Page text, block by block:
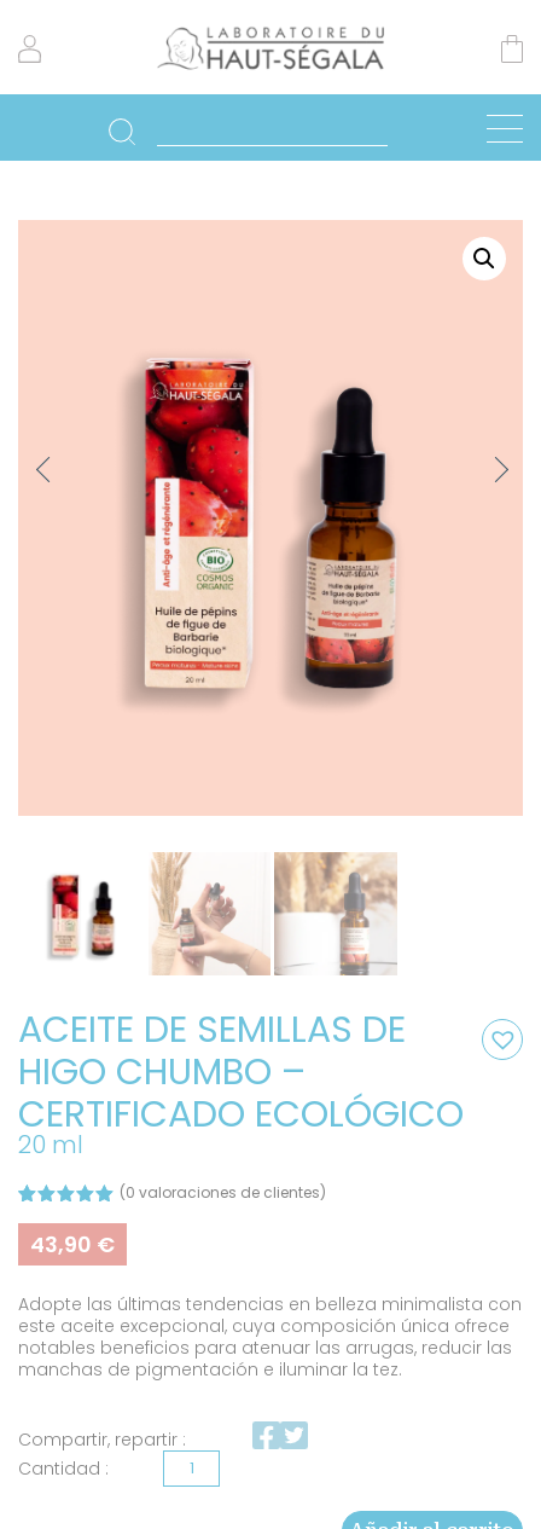
Previo
Next
ACEITE DE SEMILLAS DE
HIGO CHUMBO –
CERTIFICADO ECOLÓGICO
20 ml
con 5.00
de 5 en
base a
s de
clientes
(0 valoraciones de clientes)
43,90 €
Adopte las últimas tendencias en belleza minimalista con
este aceite excepcional, cuya composición única ofrece
notables beneficios para atenuar las arrugas, reducir las
manchas de pigmentación e iluminar la tez.
Compartir, repartir :
Aceite